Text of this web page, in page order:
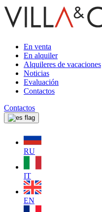
En venta
En alquiler
Alquileres de vacaciones
Noticias
Evaluación
Contactos
Contactos
RU
IT
EN